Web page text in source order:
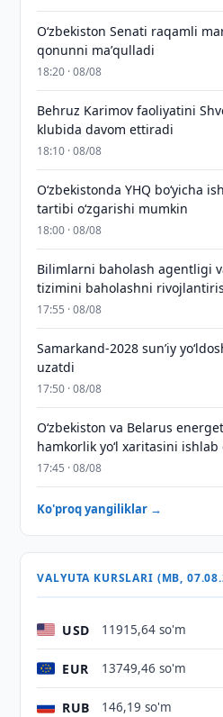
Oʻzbekiston Senati raqamli
qonunni maʼqulladi
18:20 · 08/08
Behruz Karimov faoliyatini
klubida davom ettiradi
18:10 · 08/08
O‘zbekistonda YHQ bo‘yicha
tartibi o‘zgarishi mumkin
18:00 · 08/08
Bilimlarni baholash agentligi
tizimini baholashni
17:55 · 08/08
Samarkand-2028 sunʼiy
uzatdi
17:50 · 08/08
Oʻzbekiston va Belarus
hamkorlik yoʻl xaritasini
17:45 · 08/08
Ko'proq yangiliklar →
VALYUTA KURSLARI (MB,
USD 11915,64 so'm
EUR 13749,46 so'm
RUB 146,19 so'm